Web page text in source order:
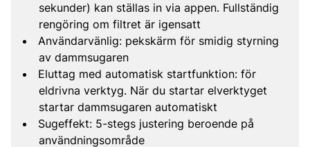
sekunder) kan ställas in via appen. Fullständig
rengöring om filtret är igensatt
Användarvänlig: pekskärm för smidig styrning
av dammsugaren
Eluttag med automatisk startfunktion: för
eldrivna verktyg. När du startar elverktyget
startar dammsugaren automatiskt
Sugeffekt: 5-stegs justering beroende på
användningsområde